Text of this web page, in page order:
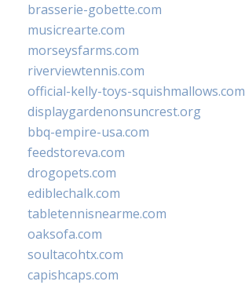
brasserie-gobette.com
musicrearte.com
morseysfarms.com
riverviewtennis.com
official-kelly-toys-squishmallows.com
displaygardenonsuncrest.org
bbq-empire-usa.com
feedstoreva.com
drogopets.com
ediblechalk.com
tabletennisnearme.com
oaksofa.com
soultacohtx.com
capishcaps.com